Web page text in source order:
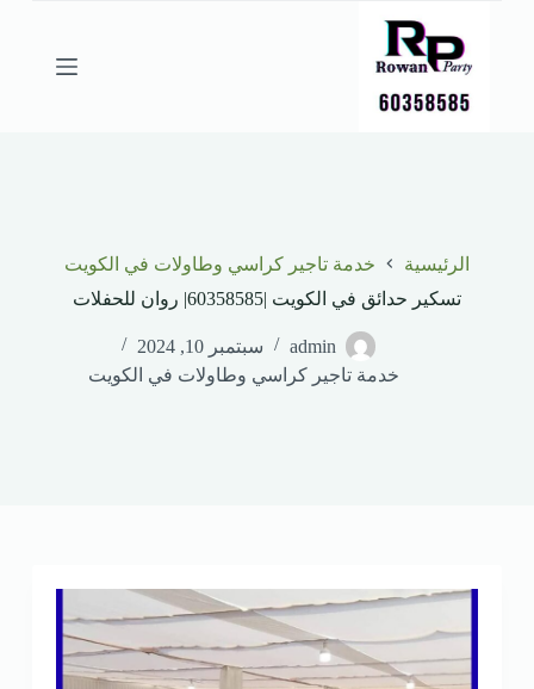
الرئيسية
خدمة تاجير كراسي وطاولات في الكويت
تسكير حدائق في الكويت |60358585| روان للحفلات
admin
سبتمبر 10, 2024
خدمة تاجير كراسي وطاولات في الكويت